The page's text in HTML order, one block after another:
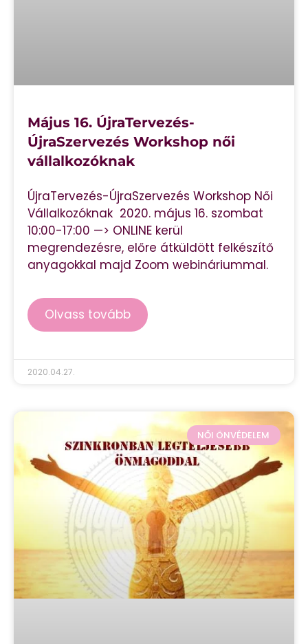
Május 16. ÚjraTervezés-
ÚjraSzervezés Workshop női
vállalkozóknak
ÚjraTervezés-ÚjraSzervezés Workshop Női
Vállalkozóknak 2020. május 16. szombat
10:00-17:00 —> ONLINE kerül
megrendezésre, előre átküldött felkészítő
anyagokkal majd Zoom webináriummal.
Olvass tovább
2020.04.27.
NŐI ÖNVÉDELEM